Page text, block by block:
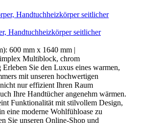
Handtuchheizkörper seitlicher
600 mm x 1640 mm |
Multiblock, chrom
Sie den Luxus eines warmen,
mit unseren hochwertigen
nur effizient Ihren Raum
Ihre Handtücher angenehm wärmen.
Funktionalität mit stilvollem Design,
eine moderne Wohlfühloase zu
Sie unseren Online-Shop und